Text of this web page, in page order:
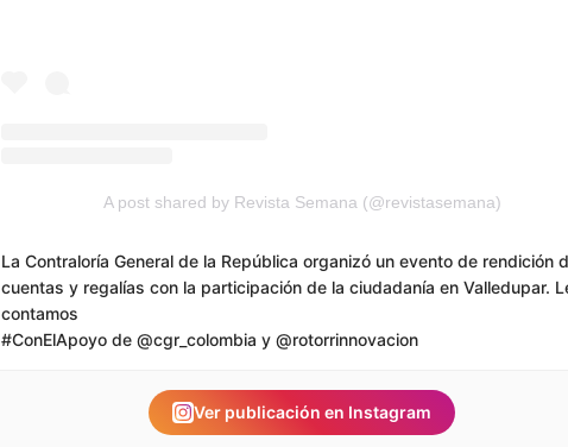
A post shared by Revista Semana (@revistasemana)
La Contraloría General de la República organizó un evento de rendición
cuentas y regalías con la participación de la ciudadanía en Valledupar.
contamos
#ConElApoyo de @cgr_colombia y @rotorrinnovacion
Ver publicación en Instagram